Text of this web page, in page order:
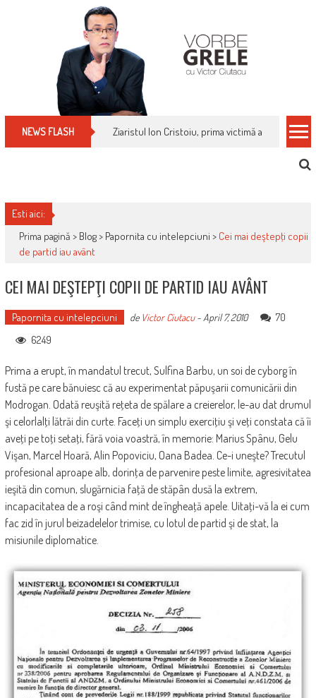
NEWS FLASH Ziaristul Ion Cristoiu, prima victimă a noi
Esti aici:
Prima pagină > Blog> Papornita cu intelepciuni > Cei mai deştepţi copii
de partid iau avânt
CEI MAI DEŞTEPŢI COPII DE PARTID IAU AVÂNT
Papornita cu intelepciuni de Victor Ciutacu-April 7, 2010
70
6249
Prima a erupt, în mandatul trecut, Sulfina Barbu, un soi de cyborg în
fustă pe care bănuiesc că au experimentat păpuşarii comunicării din
Modrogan. Odată reuşită reţeta de spălare a creierelor, le-au dat drumul
şi celorlalţi lătrăi din curte. Faceţi un simplu exerciţiu şi veţi constata că îi
aveţi pe toţi setaţi, fără voia voastră, în memorie: Marius Spânu, Gelu
Vişan, Marcel Hoară, Alin Popoviciu, Oana Badea. Ce-i uneşte? Trecutul
profesional aproape alb, dorinţa de parvenire peste limite, agresivitatea
ieşită din comun, slugărnicia faţă de stăpân dusă la extrem,
incapacitatea de a roşi când mint de îngheaţă apele. Uitaţi-vă la ei cum
fac zid în jurul beizadelelor trimise, cu lotul de partid şi de stat, la
misiunile diplomatice.